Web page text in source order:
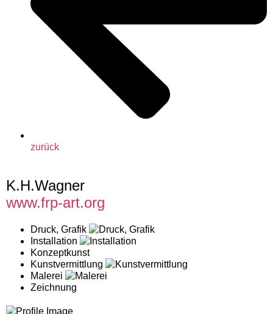
zurück
K.H.Wagner
www.frp-art.org
Druck, Grafik
Installation
Konzeptkunst
Kunstvermittlung
Malerei
Zeichnung